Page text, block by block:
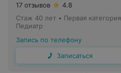
17 отзывов
4.8
Стаж 40 лет • Первая категория
Педиатр
Запись по телефону
Записаться